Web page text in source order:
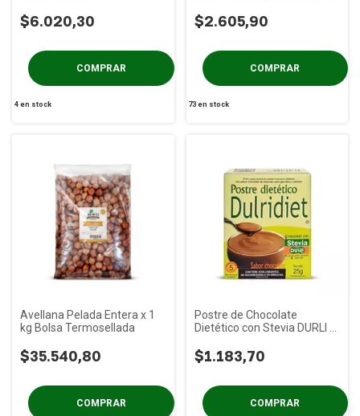
$6.020,30
4en stock
$2.605,90
73 en stock
Avellana Pelada Entera x 1
kg Bolsa Termosellada
$35.540,80
Postre de Chocolate
Dietético con Stevia DURLI x
$1.183,70